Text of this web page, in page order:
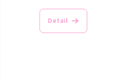
Detail